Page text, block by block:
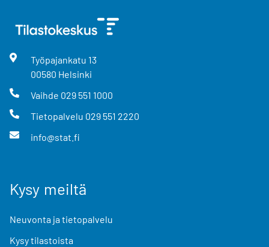
Työpajankatu 13
00580 Helsinki
Vaihde 029 551 1000
Tietopalvelu 029 551 2220
info@stat.fi
Kysy meiltä
Neuvonta ja tietopalvelu
Kysy tilastoista